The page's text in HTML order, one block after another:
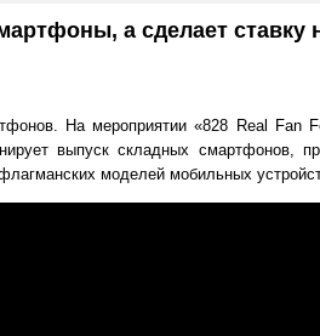
а сделает
На мероприятии «828 Real Fan
выпуск складных смартфонов,
моделей мобильных